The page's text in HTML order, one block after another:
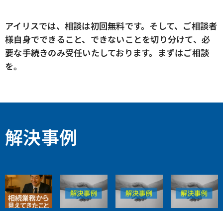
アイリスでは、相談は初回無料です。そして、ご相談者
様自身でできること、できないことを切り分けて、必
要な手続きのみ受任いたしております。まずはご相談
を。
解決事例